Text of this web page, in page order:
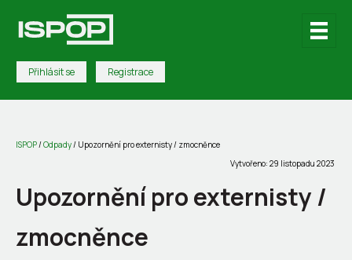
Přihlásit se Registrace
ISPOP/Odpady/ Upozornění pro externisty / zmocněnce
Vytvořeno: 29 listopadu 2023
Upozornění pro externisty /
zmocněnce